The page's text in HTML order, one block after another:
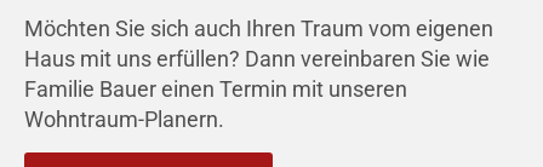
Möchten Sie sich auch Ihren Traum vom eigenen
Haus mit uns erfüllen? Dann vereinbaren Sie wie
Familie Bauer einen Termin mit unseren
Wohntraum-Planern.